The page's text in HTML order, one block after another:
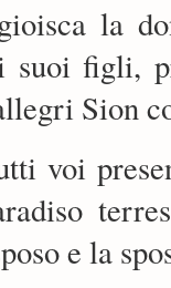
la
suoi figli,
Sion
voi
e la